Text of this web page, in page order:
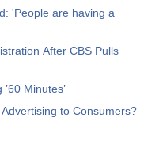
'People are having a
After CBS Pulls
Minutes’
to Consumers?